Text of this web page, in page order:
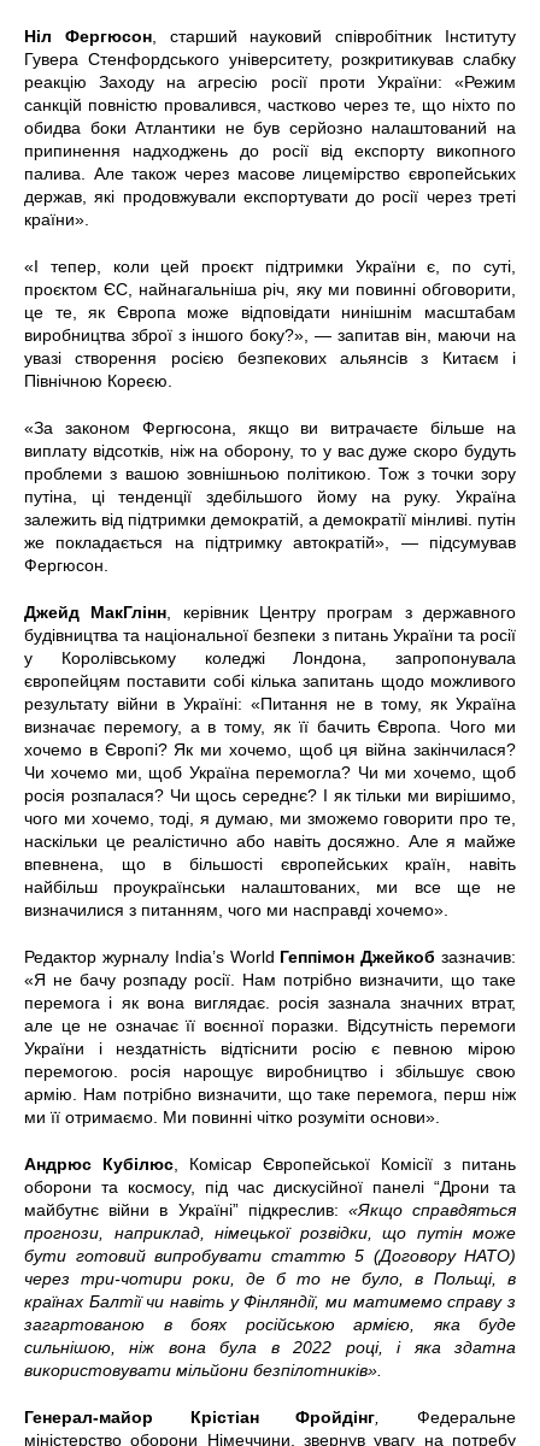
Ніл Фергюсон, старший науковий співробітник Інституту
Гувера Стенфордського університету, розкритикував слабку
реакцію Заходу на агресію росії проти України: «Режим
санкцій повністю провалився, частково через те, що ніхто по
обидва боки Атлантики не був серйозно налаштований на
припинення надходжень до росії від експорту викопного
палива. Але також через масове лицемірство європейських
держав, які продовжували експортувати до росії через треті
країни».
«І тепер, коли цей проєкт підтримки України є, по суті,
проєктом ЄС, найнагальніша річ, яку ми повинні обговорити,
це те, як Європа може відповідати нинішнім масштабам
виробництва зброї з іншого боку?», — запитав він, маючи на
увазі створення росією безпекових альянсів з Китаєм і
Північною Кореєю.
«За законом Фергюсона, якщо ви витрачаєте більше на
виплату відсотків, ніж на оборону, то у вас дуже скоро будуть
проблеми з вашою зовнішньою політикою. Тож з точки зору
путіна, ці тенденції здебільшого йому на руку. Україна
залежить від підтримки демократій, а демократії мінливі. путін
же покладається на підтримку автократій», — підсумував
Фергюсон.
Джейд МакГлінн , керівник Центру програм з державного
будівництва та національної безпеки з питань України та росії
у Королівському коледжі Лондона, запропонувала
європейцям поставити собі кілька запитань щодо можливого
результату війни в Україні: «Питання не в тому, як Україна
визначає перемогу, а в тому, як її бачить Європа. Чого ми
хочемо в Європі? Як ми хочемо, щоб ця війна закінчилася?
Чи хочемо ми, щоб Україна перемогла? Чи ми хочемо, щоб
росія розпалася? Чи щось середнє? І як тільки ми вирішимо,
чого ми хочемо, тоді, я думаю, ми зможемо говорити про те,
наскільки це реалістично або навіть досяжно. Але я майже
впевнена, що в більшості європейських країн, навіть
найбільш проукраїнськи налаштованих, ми все ще не
визначилися з питанням, чого ми насправді хочемо».
Редактор журналу India’s World Геппімон Джейкоб зазначив:
«Я не бачу розпаду росії. Нам потрібно визначити, що таке
перемога і як вона виглядає. росія зазнала значних втрат,
але це не означає її воєнної поразки. Відсутність перемоги
України і нездатність відтіснити росію є певною мірою
перемогою. росія нарощує виробництво і збільшує свою
армію. Нам потрібно визначити, що таке перемога, перш ніж
ми її отримаємо. Ми повинні чітко розуміти основи».
Андрюс Кубілюс , Комісар Європейської Комісії з питань
оборони та космосу, під час дискусійної панелі “Дрони та
майбутнє війни в Україні” підкреслив: «Якщо справдяться
прогнози, наприклад, німецької розвідки, що путін може
бути готовий випробувати статтю 5 (Договору НАТО)
через три-чотири роки, де б то не було, в Польщі, в
країнах Балтії чи навіть у Фінляндії, ми матимемо справу з
загартованою в боях російською армією, яка буде
сильнішою, ніж вона була в 2022 році, і яка здатна
використовувати мільйони безпілотників».
Генерал-майор Крістіан Фройдінг ,Федеральне
міністерство оборони Німеччини, звернув увагу на потребу